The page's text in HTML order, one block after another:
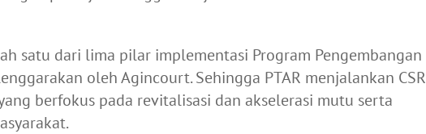
satu dari lima pilar implementasi Program Pengembangan
oleh Agincourt. Sehingga PTAR menjalankan CSR
berfokus pada revitalisasi dan akselerasi mutu serta